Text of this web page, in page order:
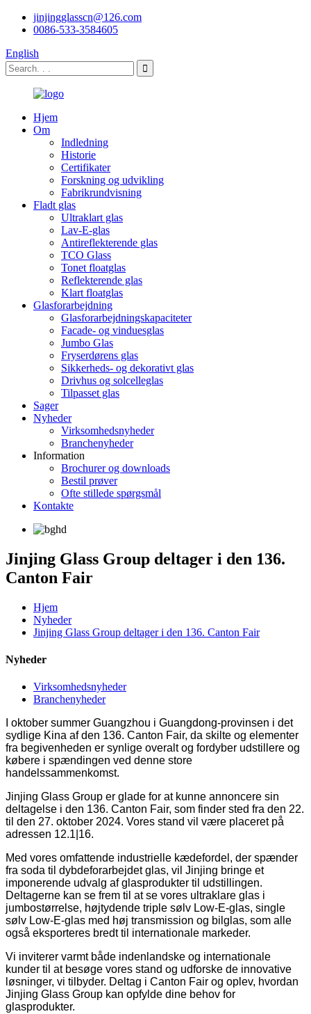
jinjingglasscn@126.com
0086-533-3584605
English
Hjem
Om
Indledning
Historie
Certifikater
Forskning og udvikling
Fabrikrundvisning
Fladt glas
Ultraklart glas
Lav-E-glas
Antireflekterende glas
TCO Glass
Tonet floatglas
Reflekterende glas
Klart floatglas
Glasforarbejdning
Glasforarbejdningskapaciteter
Facade- og vinduesglas
Jumbo Glas
Fryserdørens glas
Sikkerheds- og dekorativt glas
Drivhus og solcelleglas
Tilpasset glas
Sager
Nyheder
Virksomhedsnyheder
Branchenyheder
Information
Brochurer og downloads
Bestil prøver
Ofte stillede spørgsmål
Kontakte
Jinjing Glass Group deltager i den 136.
Canton Fair
Hjem
Nyheder
Jinjing Glass Group deltager i den 136. Canton Fair
Nyheder
Virksomhedsnyheder
Branchenyheder
I oktober summer Guangzhou i Guangdong-provinsen i det
sydlige Kina af den 136. Canton Fair, da skilte og elementer
fra begivenheden er synlige overalt og fordyber udstillere og
købere i spændingen ved denne store
handelssammenkomst.
Jinjing Glass Group er glade for at kunne annoncere sin
deltagelse i den 136. Canton Fair, som finder sted fra den 22.
til den 27. oktober 2024. Vores stand vil være placeret på
adressen 12.1|16.
Med vores omfattende industrielle kædefordel, der spænder
fra soda til dybdeforarbejdet glas, vil Jinjing bringe et
imponerende udvalg af glasprodukter til udstillingen.
Deltagerne kan se frem til at se vores ultraklare glas i
jumbostørrelse, højtydende triple sølv Low-E-glas, single
sølv Low-E-glas med høj transmission og bilglas, som alle
også eksporteres bredt til internationale markeder.
Vi inviterer varmt både indenlandske og internationale
kunder til at besøge vores stand og udforske de innovative
løsninger, vi tilbyder. Deltag i Canton Fair og oplev, hvordan
Jinjing Glass Group kan opfylde dine behov for
glasprodukter.